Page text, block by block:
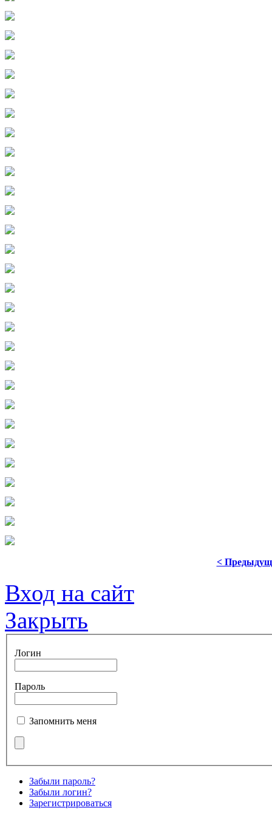
<
Вход на сайт
Закрыть
Логин
Пароль
Запомнить меня
Забыли пароль?
Забыли логин?
Зарегистрироваться